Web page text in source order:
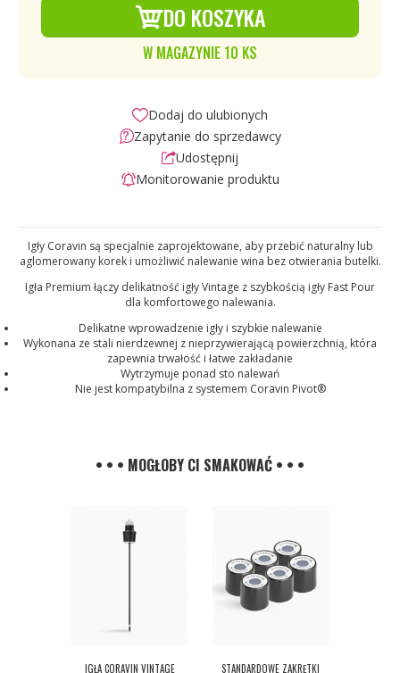
DO KOSZYKA
W MAGAZYNIE 10 KS
Dodaj do ulubionych
Zapytanie do sprzedawcy
Udostępnij
Monitorowanie produktu
Igły Coravin są specjalnie zaprojektowane, aby przebić naturalny lub
aglomerowany korek i umożliwić nalewanie wina bez otwierania butelki.
Igła Premium łączy delikatność igły Vintage z szybkością igły Fast Pour
dla komfortowego nalewania.
Delikatne wprowadzenie igły i szybkie nalewanie
Wykonana ze stali nierdzewnej z nieprzywierającą powierzchnią, która
zapewnia trwałość i łatwe zakładanie
Wytrzymuje ponad sto nalewań
Nie jest kompatybilna z systemem Coravin Pivot®
• • • MOGŁOBY CI SMAKOWAĆ • • •
IGŁA CORAVIN VINTAGE STANDARDOWE ZAKRĘTKI